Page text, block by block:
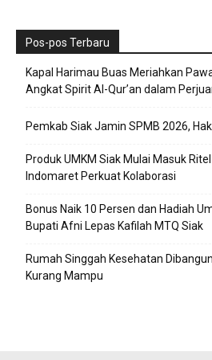
Pos-pos Terbaru
Kapal Harimau Buas Meriahkan
Angkat Spirit Al-Qur’an dalam
Pemkab Siak Jamin SPMB 2026,
Produk UMKM Siak Mulai Masuk
Indomaret Perkuat Kolaborasi
Bonus Naik 10 Persen dan Hadiah
Bupati Afni Lepas Kafilah MTQ Siak
Rumah Singgah Kesehatan
Kurang Mampu